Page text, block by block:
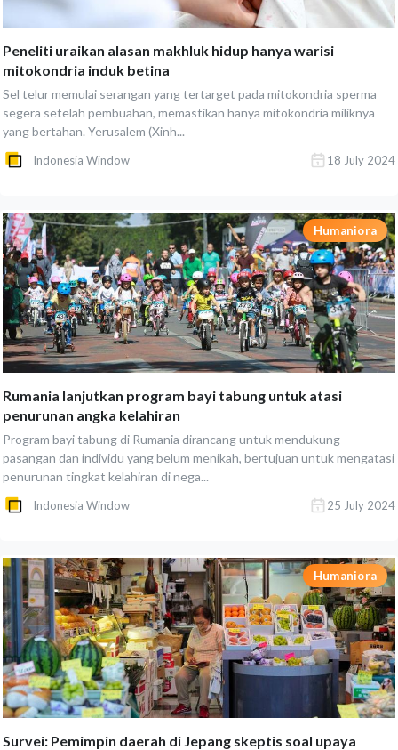
Peneliti uraikan alasan makhluk hidup hanya warisi
mitokondria induk betina
Sel telur memulai serangan yang tertarget pada mitokondria sperma
segera setelah pembuahan, memastikan hanya mitokondria miliknya
yang bertahan. Yerusalem (Xinh...
Indonesia Window 18 July 2024
Humaniora
Rumania lanjutkan program bayi tabung untuk atasi
penurunan angka kelahiran
Program bayi tabung di Rumania dirancang untuk mendukung
pasangan dan individu yang belum menikah, bertujuan untuk mengatasi
penurunan tingkat kelahiran di nega...
Indonesia Window 25 July 2024
Humaniora
Survei: Pemimpin daerah di Jepang skeptis soal upaya